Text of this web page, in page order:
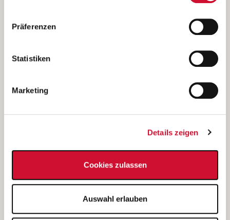
Sie der Speicherung sämtlicher Cookies zu. Sie können
Ihre Einwilligung selbstverständlich jederzeit widerrufen,
indem Sie die Cookie-Einstellungen aufrufen und diese
unsererDatenschutzerklärung
Präferenzen
Statistiken
Marketing
Details zeigen
Cookies zulassen
Auswahl erlauben
Kantstraße 45a
(Ein Tochterunternehmen des AWO Bezirksverbandes Unterfranken
e.V.)
Bewerbung als Altenpflegehelfer*in
Bewerbung als Erzieher*in
AWO Gliederungen nach Bundesland